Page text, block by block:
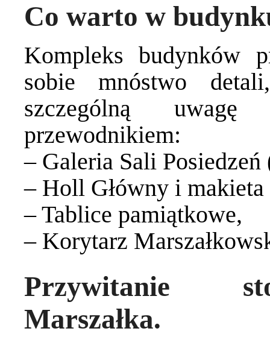
Co warto w
Kompleks budynków
sobie mnóstwo
szczególną
przewodnikiem:
– Galeria Sali Posiedzeń
– Holl Główny i makieta
– Tablice pamiątkowe,
– Korytarz
Przywitanie
Marszałka.